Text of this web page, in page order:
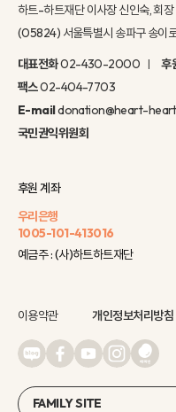
하트-하트재단 이사장 신인숙, 회
(05824) 서울특별시 송파구 송이
대표전화02-430-2000 후
팩스02-404-7703
E-maildonation@heart-
국민권익위원회
후원 계좌
우리은행
1005-101-413016
예금주 : (사)하트하트재단
이용약관 개인정보처리방침
FAMILY SITE